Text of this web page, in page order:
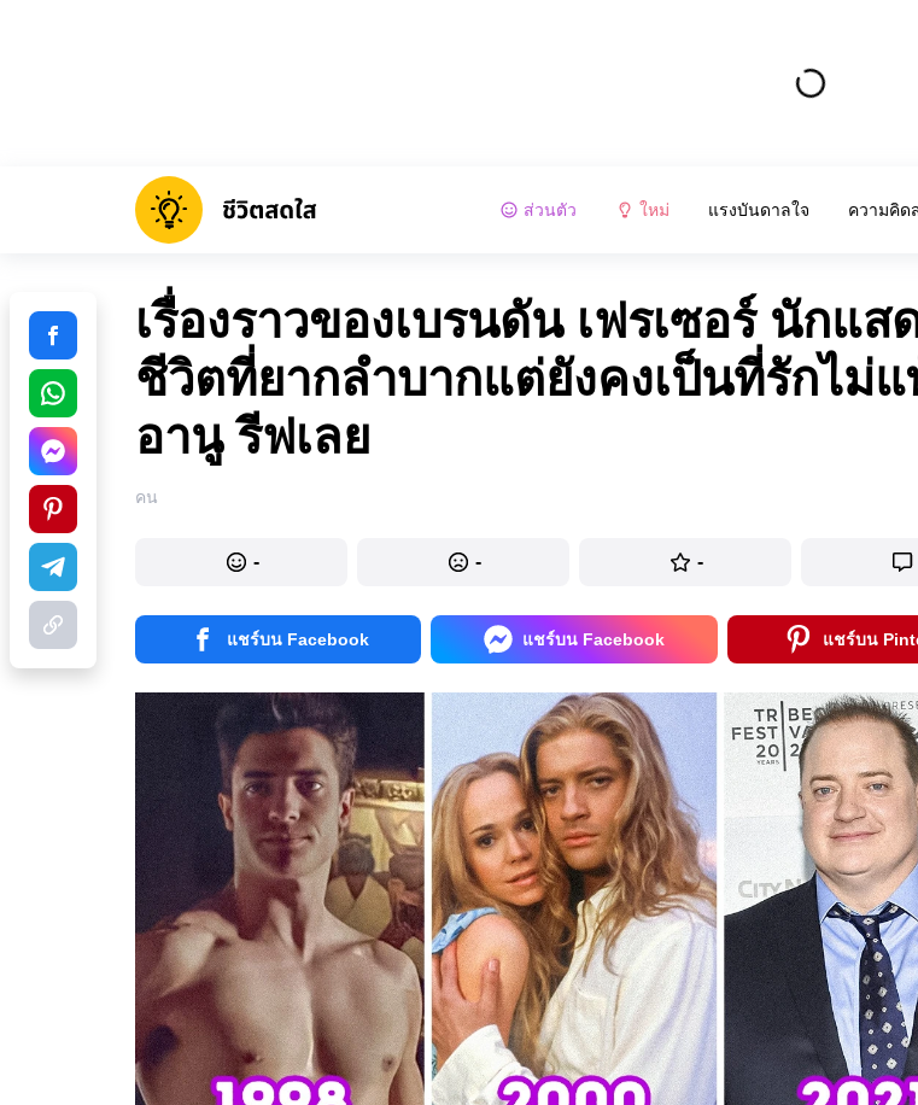
ส่วนตัว ใหม่ แรงบันดาลใจ ความคิด
เรื่องราวของเบรนดัน เฟรเซอร์ นักแส
ชีวิตที่ยากลำบากแต่ยังคงเป็นที่รักไม่
อานู รีฟเลย
คน
- - -
แชร์บน Facebook แชร์บน Facebook แชร์บน